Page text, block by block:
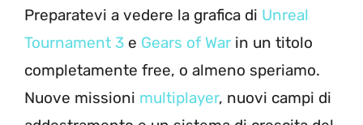
Preparatevi a vedere la grafica di Unreal
Tournament 3 e Gears of War in un titolo
completamente free, o almeno speriamo.
Nuove missioni multiplayer, nuovi campi di